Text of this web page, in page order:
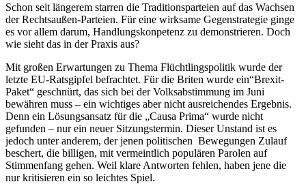
Schon seit längerem starren die Traditionsparteien auf das Wachsen
der Rechtsaußen-Parteien. Für eine wirksame Gegenstrategie ginge
es vor allem darum, Handlungskonpetenz zu demonstrieren. Doch
wie sieht das in der Praxis aus?
Mit großen Erwartungen zu Thema Flüchtlingspolitik wurde der
letzte EU-Ratsgipfel befrachtet. Für die Briten wurde ein“Brexit-
Paket“ geschnürt, das sich bei der Volksabstimmung im Juni
bewähren muss – ein wichtiges aber nicht ausreichendes Ergebnis.
Denn ein Lösungsansatz für die „Causa Prima“ wurde nicht
gefunden – nur ein neuer Sitzungstermin. Dieser Unstand ist es
jedoch unter anderem, der jenen politischen Bewegungen Zulauf
beschert, die billigen, mit vermeintlich populären Parolen auf
Stimmenfang gehen. Weil klare Antworten fehlen, haben jene die
nur kritisieren ein so leichtes Spiel.